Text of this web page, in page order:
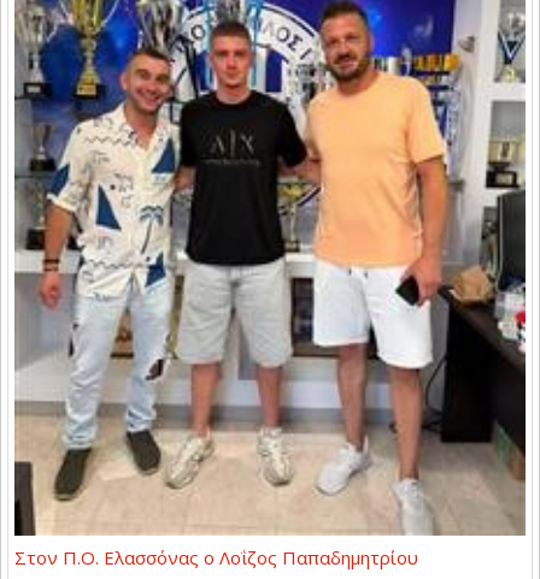
Στον Π.Ο. Ελασσόνας ο Λοΐζος Παπαδημητρίου